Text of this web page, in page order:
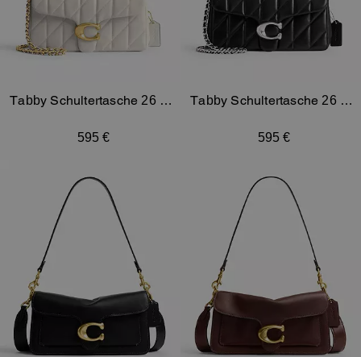
Tabby Schultertasche 26 mit
595 €
Tabby Schultertasche 26 mit
595 €